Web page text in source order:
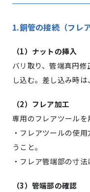
1.銅管の接続（フレ
（1）ナットの挿入
バリ取り、管端真円
し込む。差し込み時は
（2）フレア加工
専用のフレアツールを
・ フレアツールの使
うこと。
・ フレア管端部の寸法
（3） 管端部の確認